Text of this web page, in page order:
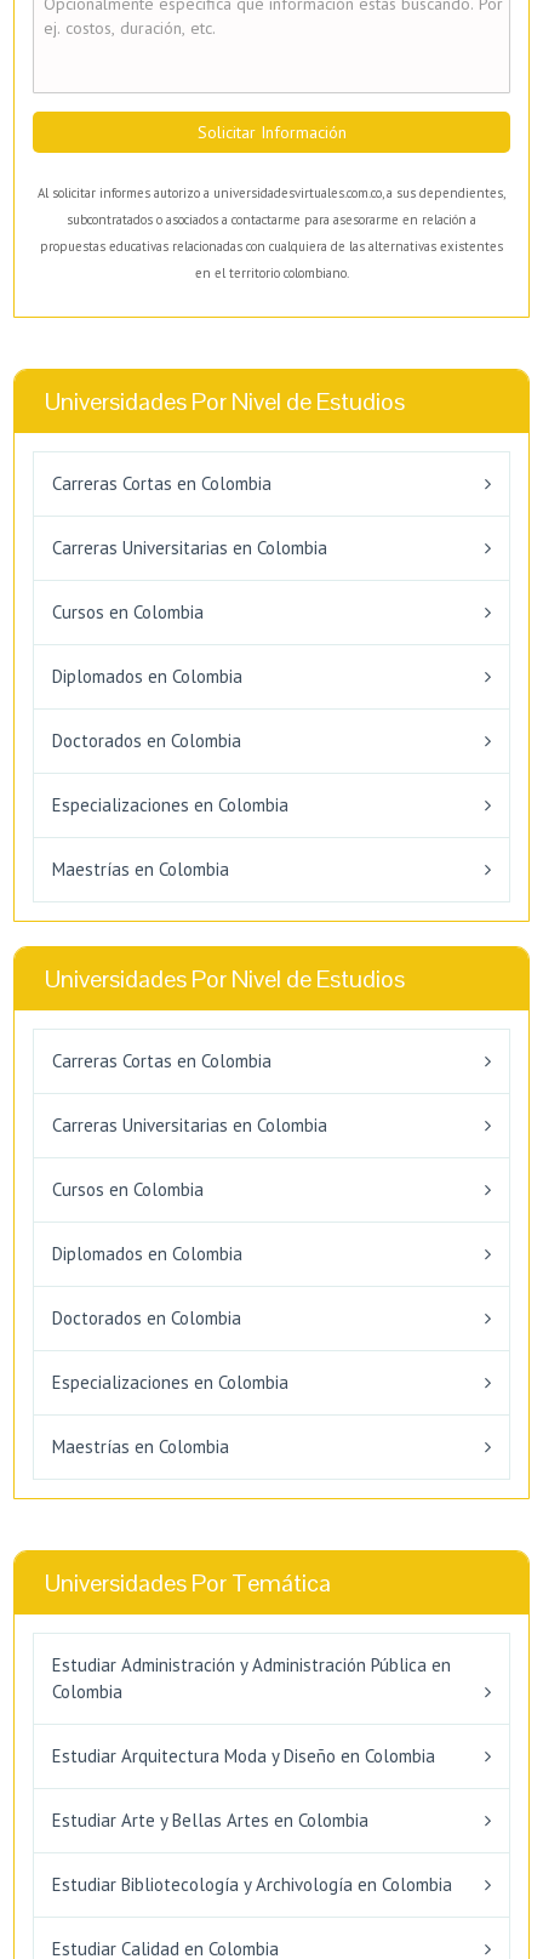
Solicitar Información
Al solicitar informes autorizo a universidadesvirtuales.com.co, a sus dependientes,
subcontratados o asociados a contactarme para asesorarme en relación a
propuestas educativas relacionadas con cualquiera de las alternativas existentes
en el territorio colombiano.
Universidades Por Nivel de Estudios
Carreras Cortas en Colombia
Carreras Universitarias en Colombia
Cursos en Colombia
Diplomados en Colombia
Doctorados en Colombia
Especializaciones en Colombia
Maestrías en Colombia
Universidades Por Nivel de Estudios
Carreras Cortas en Colombia
Carreras Universitarias en Colombia
Cursos en Colombia
Diplomados en Colombia
Doctorados en Colombia
Especializaciones en Colombia
Maestrías en Colombia
Universidades Por Temática
Estudiar Administración y Administración Pública en
Colombia
Estudiar Arquitectura Moda y Diseño en Colombia
Estudiar Arte y Bellas Artes en Colombia
Estudiar Bibliotecología y Archivología en Colombia
Estudiar Calidad en Colombia